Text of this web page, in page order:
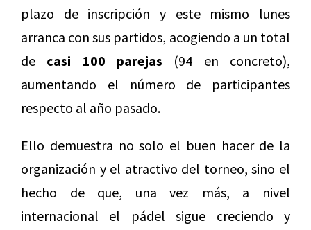
plazo de inscripción y este mismo lunes
arranca con sus partidos, acogiendo a un total
de casi 100 parejas (94 en concreto),
aumentando el número de participantes
respecto al año pasado.
Ello demuestra no solo el buen hacer de la
organización y el atractivo del torneo, sino el
hecho de que, una vez más, a nivel
internacional el pádel sigue creciendo y